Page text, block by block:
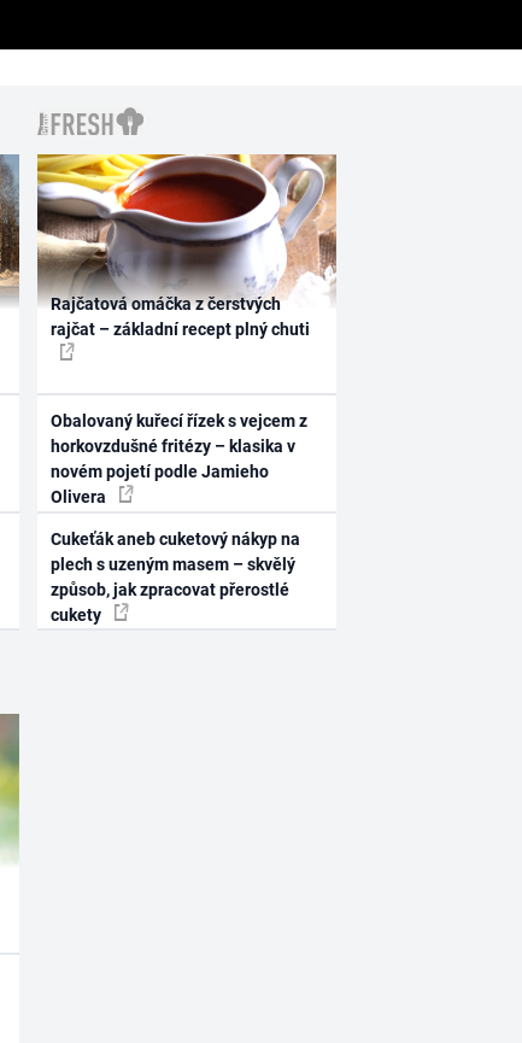
Rajčatová omáčka z čerstvých
rajčat – základní recept plný chuti
Obalovaný kuřecí řízek s vejcem z
horkovzdušné fritézy – klasika v
novém pojetí podle Jamieho
Olivera
Cukeťák aneb cuketový nákyp na
plech s uzeným masem – skvělý
způsob, jak zpracovat přerostlé
cukety